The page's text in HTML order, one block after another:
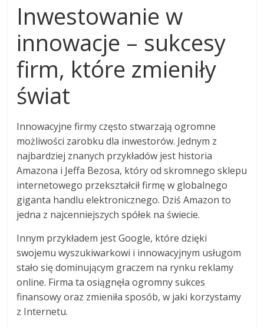
Inwestowanie w
innowacje – sukcesy
firm, które zmieniły
świat
Innowacyjne firmy często stwarzają ogromne
możliwości zarobku dla inwestorów. Jednym z
najbardziej znanych przykładów jest historia
Amazona i Jeffa Bezosa, który od skromnego sklepu
internetowego przekształcił firmę w globalnego
giganta handlu elektronicznego. Dziś Amazon to
jedna z najcenniejszych spółek na świecie.
Innym przykładem jest Google, które dzięki
swojemu wyszukiwarkowi i innowacyjnym usługom
stało się dominującym graczem na rynku reklamy
online. Firma ta osiągnęła ogromny sukces
finansowy oraz zmieniła sposób, w jaki korzystamy
z Internetu.